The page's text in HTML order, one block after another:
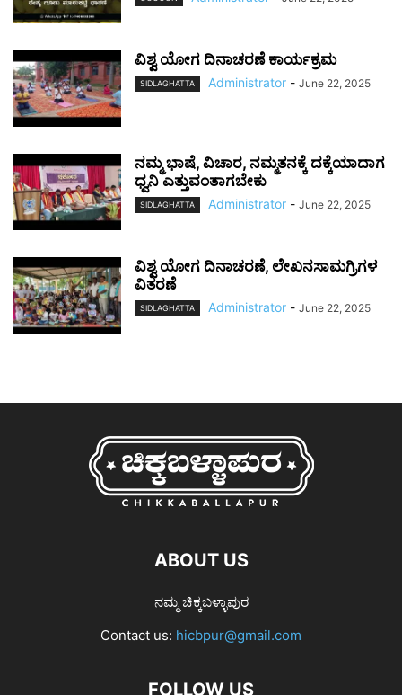
ವಿಶ್ವ ಯೋಗ ದಿನಾಚರಣೆ ಕಾರ್ಯಕ್ರಮ
SIDLAGHATTA Administrator - June 22, 2025
ನಮ್ಮ ಭಾಷೆ, ವಿಚಾರ, ನಮ್ಮತನಕ್ಕೆ ದಕ್ಕೆಯಾದಾಗ
ಧ್ವನಿ ಎತ್ತುವಂತಾಗಬೇಕು
SIDLAGHATTA Administrator - June 22, 2025
ವಿಶ್ವ ಯೋಗ ದಿನಾಚರಣೆ, ಲೇಖನಸಾಮಗ್ರಿಗಳ
ವಿತರಣೆ
SIDLAGHATTA Administrator - June 22, 2025
ABOUT US
ನಮ್ಮ ಚಿಕ್ಕಬಳ್ಳಾಪುರ
Contact us: hicbpur@gmail.com
FOLLOW US